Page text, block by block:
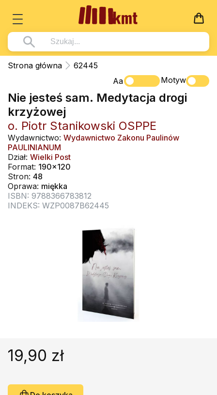
Książki
Wszystko z kategorii - Książki
Pismo Święte
Kościół Katolicki
Duszpasterstwo
Teologia
Życie chrześcijańskie
Duchowość
Literatura piękna
Poradniki, leksykony...
Wszystko z kategorii - Multimedia
DVD
CD-ROM
Muzyka
Rekolekcje i inne na CD
Śpiew i modlitwa
Muzyka klasyczna
Dla Dzieci
Wszystko z kategorii - Dla Dzieci
Literatura (D)
Płyty, DVD (D)
Podręczniki i pomoce dydaktyczne
Podręczniki
Wszystko z kategorii - Podręczniki
Podręczniki i pomoce dydaktyczne
Zabawa i Nauka
Nowości
Zaloguj się
Strona główna
62445
Aa
Motyw
Nie jesteś sam. Medytacja drogi
krzyżowej
o. Piotr Stanikowski OSPPE
Wydawnictwo: Wydawnictwo Zakonu Paulinów
PAULINIANUM
Dział: Wielki Post
Format: 190x120
Stron: 48
Oprawa: miękka
ISBN: 9788366783812
INDEKS: WZP0087B62445
19,90 zł